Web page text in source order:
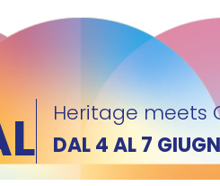
Heritage meets
DAL 4 AL 7